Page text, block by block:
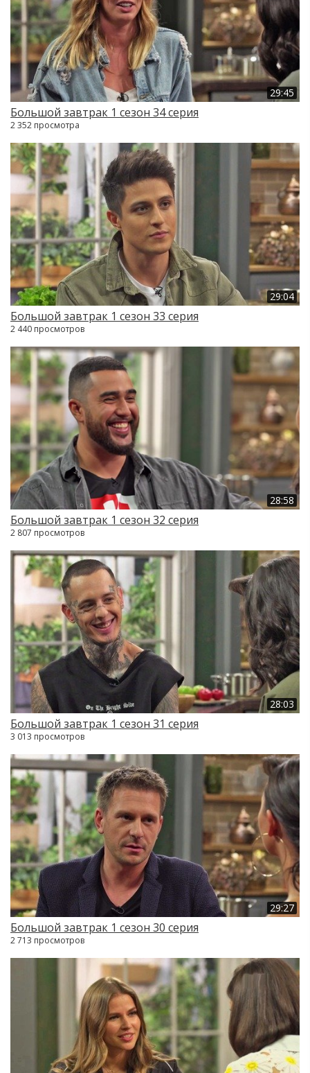
29:45
Большой завтрак 1 сезон 34 серия
2 352 просмотра
29:04
Большой завтрак 1 сезон 33 серия
2 440 просмотров
28:58
Большой завтрак 1 сезон 32 серия
2 807 просмотров
28:03
Большой завтрак 1 сезон 31 серия
3 013 просмотров
29:27
Большой завтрак 1 сезон 30 серия
2 713 просмотров